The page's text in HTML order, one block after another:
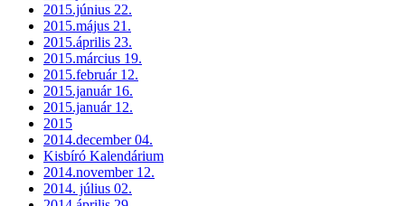
2015.június 22.
2015.május 21.
2015.április 23.
2015.március 19.
2015.február 12.
2015.január 16.
2015.január 12.
2015
2014.december 04.
Kisbíró Kalendárium
2014.november 12.
2014. július 02.